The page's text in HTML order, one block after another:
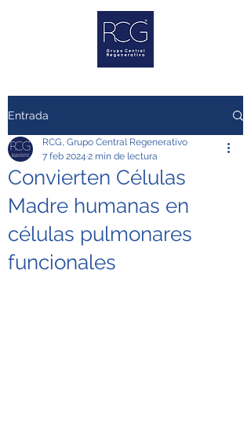
Entrada
Convierten Células
Madre humanas en
células pulmonares
funcionales
RCG, Grupo Central Regenerativo
7 feb 2024 2 min de lectura